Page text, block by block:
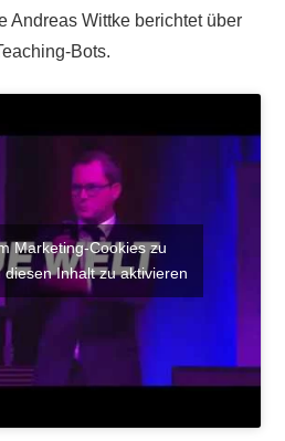
Andreas Wittke berichtet über
Bots.
Marketing-Cookies zu
Inhalt zu aktivieren